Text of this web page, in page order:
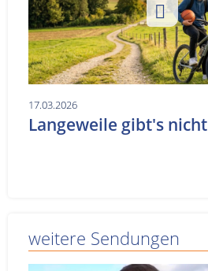
17.03.2026
Langeweile gibt's nicht
weitere Sendungen